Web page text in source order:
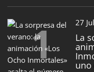
1 27
La
uno